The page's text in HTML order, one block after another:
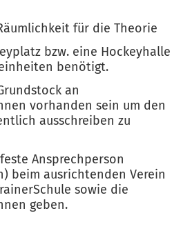
für die Theorie
bzw. eine Hockeyhalle
benötigt.
an
vorhanden sein um den
ausschreiben zu
Ansprechperson
beim ausrichtenden Verein
sowie die
geben.